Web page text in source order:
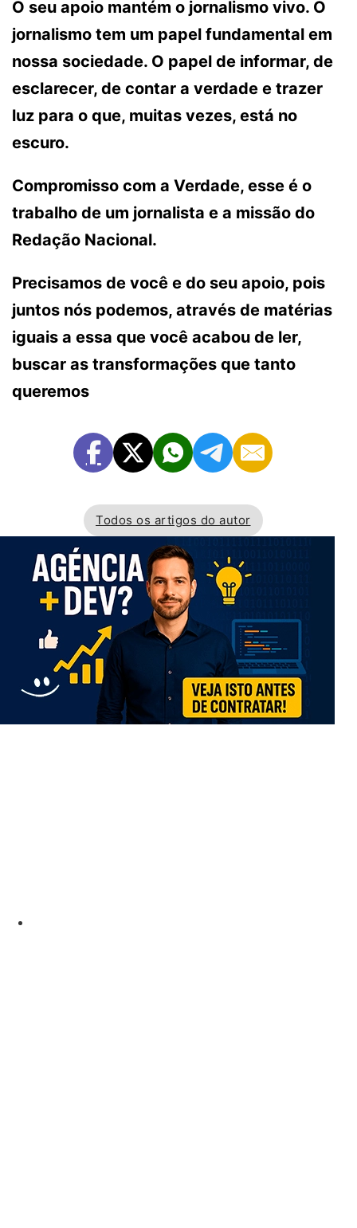
O seu apoio mantém o jornalismo vivo. O
jornalismo tem um papel fundamental em
nossa sociedade. O papel de informar, de
esclarecer, de contar a verdade e trazer
luz para o que, muitas vezes, está no
escuro.
Compromisso com a Verdade, esse é o
trabalho de um jornalista e a missão do
Redação Nacional.
Precisamos de você e do seu apoio, pois
juntos nós podemos, através de matérias
iguais a essa que você acabou de ler,
buscar as transformações que tanto
queremos
Todos os artigos do autor